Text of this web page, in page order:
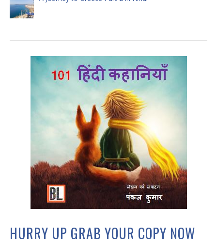
HURRY UP GRAB YOUR COPY NOW